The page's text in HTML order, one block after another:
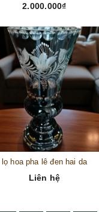
2.000.000₫
lọ hoa pha lê đen hai da
Liên hệ